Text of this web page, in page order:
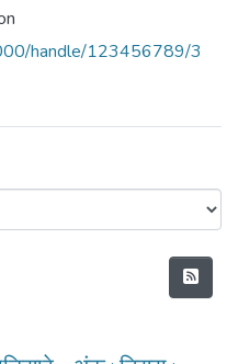
handle/123456789/3